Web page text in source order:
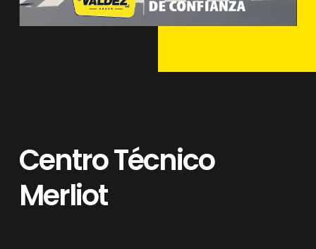
Centro Técnico
Merliot